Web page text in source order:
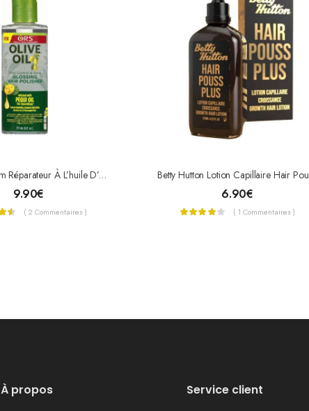
ORS – Sérum Réparateur À L’huile D’olive
9.90€
( 2 Commentaires )
6.90€
( 1 Commentaires )
À propos Service client